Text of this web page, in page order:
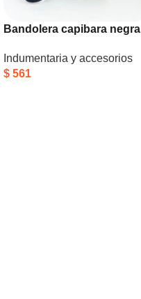
Bandolera capibara negra
Indumentaria y accesorios
$ 561